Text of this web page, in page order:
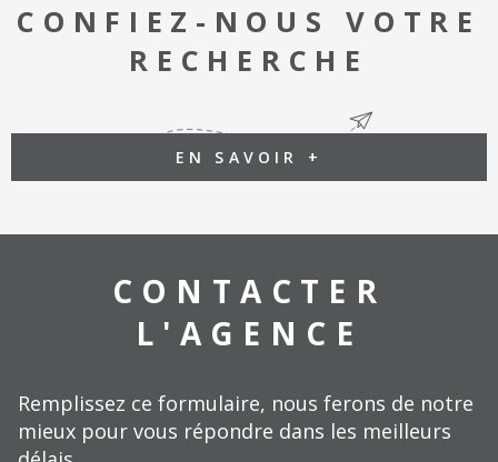
CONFIEZ-NOUS VOTRE
RECHERCHE
EN SAVOIR +
CONTACTER
L'AGENCE
Remplissez ce formulaire, nous ferons de notre
mieux pour vous répondre dans les meilleurs